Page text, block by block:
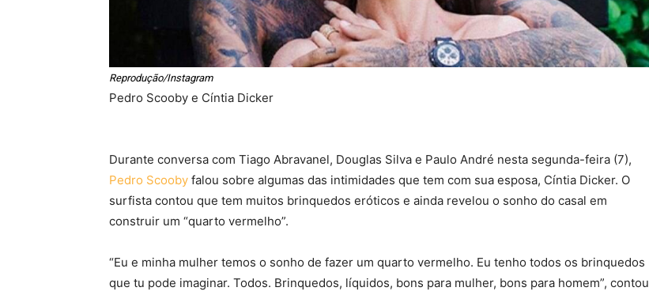
Reprodução/Instagram
Pedro Scooby e Cíntia Dicker
Durante conversa com Tiago Abravanel, Douglas Silva e Paulo André nesta segunda-feira (7),
Pedro Scooby falou sobre algumas das intimidades que tem com sua esposa, Cíntia Dicker. O
surfista contou que tem muitos brinquedos eróticos e ainda revelou o sonho do casal em
construir um “quarto vermelho”.
“Eu e minha mulher temos o sonho de fazer um quarto vermelho. Eu tenho todos os brinquedos
que tu pode imaginar. Todos. Brinquedos, líquidos, bons para mulher, bons para homem”, contou